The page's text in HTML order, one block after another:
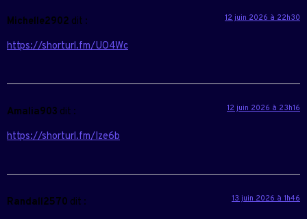
Michelle2902 dit : 12 juin 2026 à 22h30
https://shorturl.fm/UO4Wc
Amalia903 dit : 12 juin 2026 à 23h16
https://shorturl.fm/Ize6b
Randall2570 dit : 13 juin 2026 à 1h46